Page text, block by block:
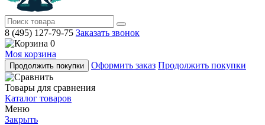
8 (495) 127-79-75 Заказать звонок
0
Моя корзина
Продолжить покупки Оформить заказ Продолжить покупки
Товары для сравнения
Каталог товаров
Меню
Закрыть